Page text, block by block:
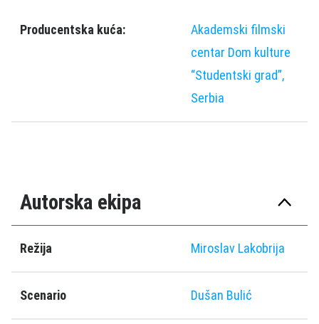
Producentska kuća:
Akademski filmski
centar Dom kulture
“Studentski grad”,
Serbia
Autorska ekipa
Režija Miroslav Lakobrija
Scenario Dušan Bulić